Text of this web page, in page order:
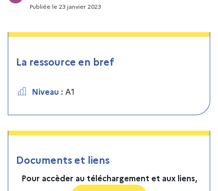
Publiée le 23 janvier 2023
La ressource en bref
Niveau : A1
Documents et liens
Pour accèder au téléchargement et aux liens,